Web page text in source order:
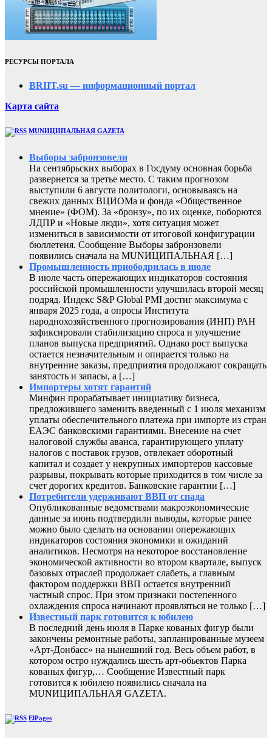
РЕСУРСЫ ПОРТАЛА
BRIIT.su — информационный портал
Карта сайта
MUNИЦИПАЛЬНАЯ GAZЕТА
Выборы забронзовели
На сентябрьских выборах в Госдуму основная борьба
развернется за третье место. С таким прогнозом
выступили 6 августа политологи, основываясь на
свежих данных ВЦИОМа и фонда «Общественное
мнение» (ФОМ). За «бронзу», по их оценке, поборются
ЛДПР и «Новые люди», хотя ситуация может
измениться в зависимости от итоговой конфигурации
бюллетеня. Сообщение Выборы забронзовели
появились сначала на MUNИЦИПАЛЬНАЯ […]
Промышленность приободрилась в июле
В июле часть опережающих индикаторов состояния
российской промышленности улучшилась второй месяц
подряд. Индекс S&P Global PMI достиг максимума с
января 2025 года, а опросы Института
народнохозяйственного прогнозирования (ИНП) РАН
зафиксировали стабилизацию спроса и улучшение
планов выпуска предприятий. Однако рост выпуска
остается незначительным и опирается только на
внутренние заказы, предприятия продолжают сокращать
занятость и запасы, а […]
Импортеры хотят гарантий
Минфин прорабатывает инициативу бизнеса,
предложившего заменить введенный с 1 июля механизм
уплаты обеспечительного платежа при импорте из стран
ЕАЭС банковскими гарантиями. Внесение на счет
налоговой службы аванса, гарантирующего уплату
налогов с поставок грузов, отвлекает оборотный
капитал и создает у некрупных импортеров кассовые
разрывы, покрывать которые приходится в том числе за
счет дорогих кредитов. Банковские гарантии […]
Потребители удерживают ВВП от спада
Опубликованные ведомствами макроэкономические
данные за июнь подтвердили выводы, которые ранее
можно было сделать на основании опережающих
индикаторов состояния экономики и ожиданий
аналитиков. Несмотря на некоторое восстановление
экономической активности во втором квартале, выпуск
базовых отраслей продолжает слабеть, а главным
фактором поддержки ВВП остается внутренний
частный спрос. При этом признаки постепенного
охлаждения спроса начинают проявляться не только […]
Известный парк готовится к юбилею
В последний день июля в Парке кованых фигур были
закончены ремонтные работы, запланированные музеем
«Арт-Донбасс» на нынешний год. Весь объем работ, в
котором остро нуждались шесть арт-обьектов Парка
кованых фигур,… Сообщение Известный парк
готовится к юбилею появились сначала на
MUNИЦИПАЛЬНАЯ GAZЕТА.
ElPages